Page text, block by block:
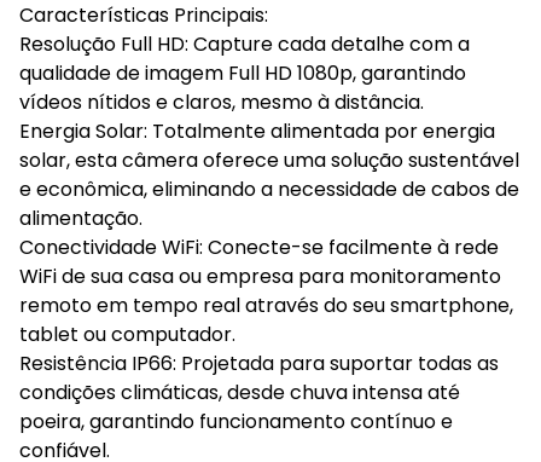
Características Principais:
Resolução Full HD: Capture cada detalhe com a
qualidade de imagem Full HD 1080p, garantindo
vídeos nítidos e claros, mesmo à distância.
Energia Solar: Totalmente alimentada por energia
solar, esta câmera oferece uma solução sustentável
e econômica, eliminando a necessidade de cabos de
alimentação.
Conectividade WiFi: Conecte-se facilmente à rede
WiFi de sua casa ou empresa para monitoramento
remoto em tempo real através do seu smartphone,
tablet ou computador.
Resistência IP66: Projetada para suportar todas as
condições climáticas, desde chuva intensa até
poeira, garantindo funcionamento contínuo e
confiável.